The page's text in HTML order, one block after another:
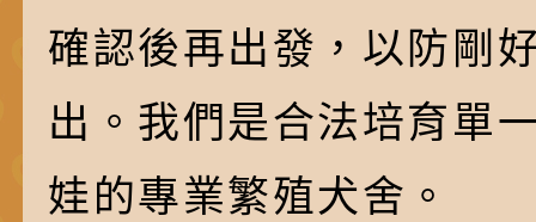
確認後再出發，以防剛
出。我們是合法培育單
娃的專業繁殖犬舍。